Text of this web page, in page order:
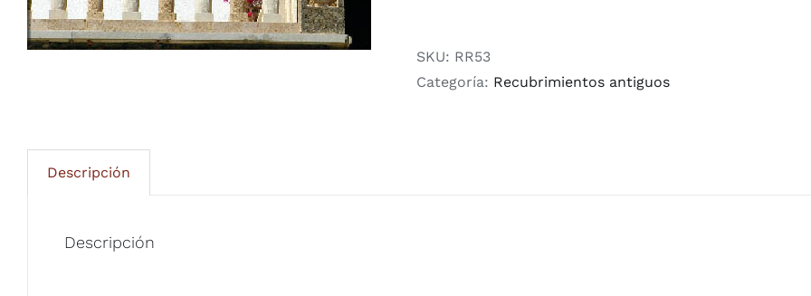
SKU: RR53
Categoría: Recubrimientos antiguos
Descripción
Descripción